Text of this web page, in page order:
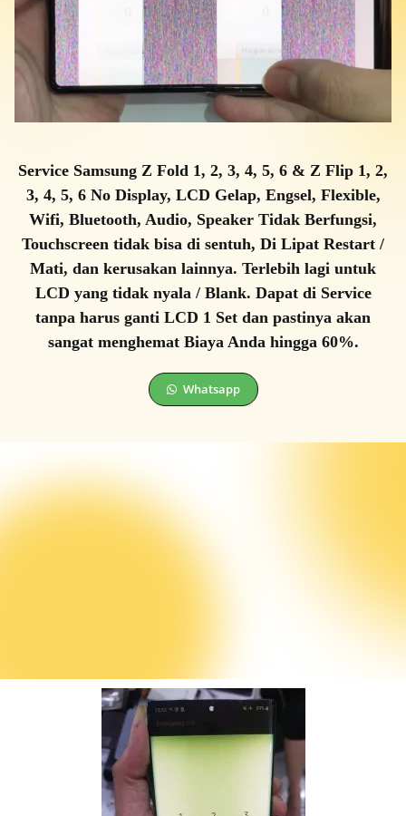
Service Samsung Z Fold 1, 2, 3, 4, 5, 6 & Z Flip 1, 2,
3, 4, 5, 6 No Display, LCD Gelap, Engsel, Flexible,
Wifi, Bluetooth, Audio, Speaker Tidak Berfungsi,
Touchscreen tidak bisa di sentuh, Di Lipat Restart /
Mati, dan kerusakan lainnya. Terlebih lagi untuk
LCD yang tidak nyala / Blank. Dapat di Service
tanpa harus ganti LCD 1 Set dan pastinya akan
sangat menghemat Biaya Anda hingga 60%.
Whatsapp